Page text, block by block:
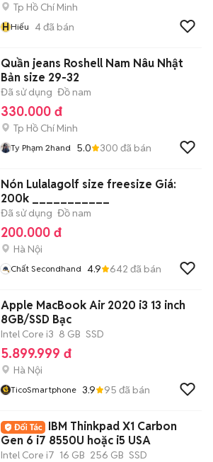
Tp Hồ Chí Minh
HHiếu 4đã bán
Quần jeans Roshell Nam Nâu Nhật
Bản size 29-32
Đã sử dụng Đồ nam
330.000 đ
Tp Hồ Chí Minh
Ty Phạm 2hand 5.0 300 đã bán
Nón Lulalagolf size freesize Giá:
200k ___________
Đã sử dụng Đồ nam
200.000 đ
Hà Nội
Chất Secondhand 4.9 642 đã bán
Apple MacBook Air 2020 i3 13 inch
8GB/SSD Bạc
Intel Core i3 8 GB SSD
5.899.999 đ
Hà Nội
TicoSmartphone 3.9 95 đã bán
IBM Thinkpad X1 Carbon
Gen 6 i7 8550U hoặc i5 USA
Intel Core i7 16 GB 256 GB SSD